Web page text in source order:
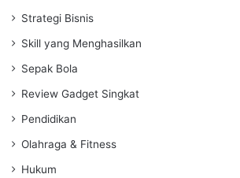
Strategi Bisnis
Skill yang Menghasilkan
Sepak Bola
Review Gadget Singkat
Pendidikan
Olahraga & Fitness
Hukum